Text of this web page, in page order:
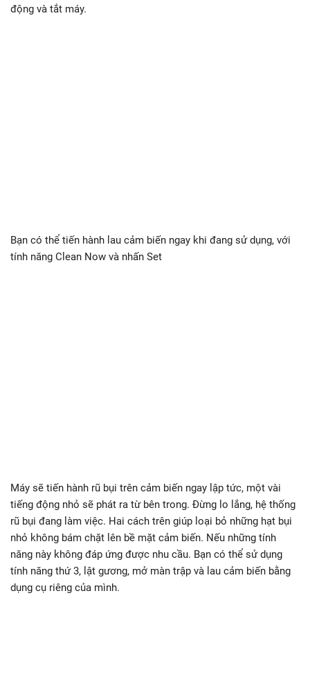
động và tắt máy.
Bạn có thể tiến hành lau cảm biến ngay khi đang sử dụng, với
tính năng Clean Now và nhấn Set
Máy sẽ tiến hành rũ bụi trên cảm biến ngay lập tức, một vài
tiếng động nhỏ sẽ phát ra từ bên trong. Đừng lo lắng, hệ thống
rũ bụi đang làm việc. Hai cách trên giúp loại bỏ những hạt bụi
nhỏ không bám chặt lên bề mặt cảm biến. Nếu những tính
năng này không đáp ứng được nhu cầu. Bạn có thể sử dụng
tính năng thứ 3, lật gương, mở màn trập và lau cảm biến bằng
dụng cụ riêng của mình.